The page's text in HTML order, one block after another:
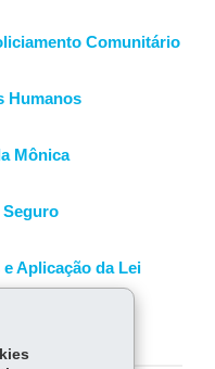
Comunitário
Humanos
Mônica
Aplicação da Lei
2021